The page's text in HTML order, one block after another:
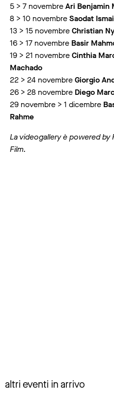
5 > 7 novembreAri Benjamin
8 > 10 novembreSaodat
13 > 15 novembreChristian
16 > 17 novembre Basir
19 > 21 novembreCinthia
Machado
22 > 24 novembreGiorgio
26 > 28 novembre Diego
29 novembre > 1 dicembre
Rahme
La videogallery è powered
Film.
altri eventi in arrivo